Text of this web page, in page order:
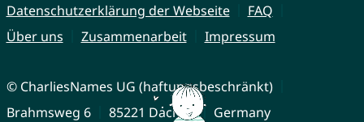
Datenschutzerklärung der Webseite
FAQ
Über uns
Zusammenarbeit Impressum
© CharliesNames UG (haftungsbeschränkt)
Brahmsweg 6
85221 Dachau Germany